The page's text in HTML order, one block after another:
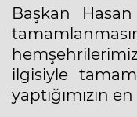
Başkan
ilgisiyle
yaptığımızın